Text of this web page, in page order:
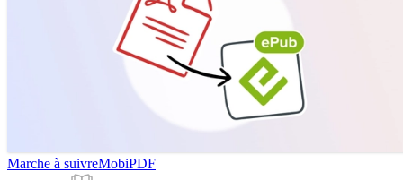
Marche à suivreMobiPDF